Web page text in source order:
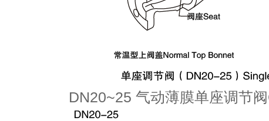
DN20~25 气动薄膜单座调节阀